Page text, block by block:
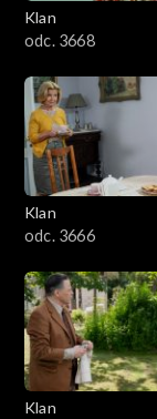
Klan
odc. 3668
Klan
odc. 3666
Klan